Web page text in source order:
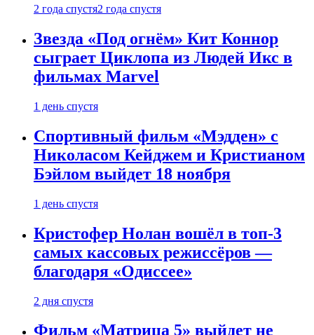
2 года спустя2 года спустя
Звезда «Под огнём» Кит Коннор
сыграет Циклопа из Людей Икс в
фильмах Marvel
1 день спустя
Спортивный фильм «Мэдден» с
Николасом Кейджем и Кристианом
Бэйлом выйдет 18 ноября
1 день спустя
Кристофер Нолан вошёл в топ-3
самых кассовых режиссёров —
благодаря «Одиссее»
2 дня спустя
Фильм «Матрица 5» выйдет не